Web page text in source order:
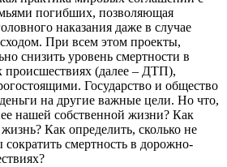
погибших, позволяющая
наказания даже в случае
При всем этом проекты,
снизить уровень смертности в
происшествиях (далее – ДТП),
Государство и общество
на другие важные цели. Но что,
нашей собственной жизни? Как
Как определить, сколько не
сократить смертность в дорожно-